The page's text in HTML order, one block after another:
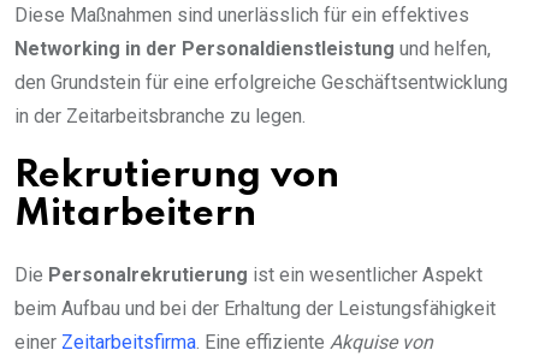
Diese Maßnahmen sind unerlässlich für ein effektives
Networking in der Personaldienstleistung und helfen,
den Grundstein für eine erfolgreiche Geschäftsentwicklung
in der Zeitarbeitsbranche zu legen.
Rekrutierung von
Mitarbeitern
Die Personalrekrutierung ist ein wesentlicher Aspekt
beim Aufbau und bei der Erhaltung der Leistungsfähigkeit
einer Zeitarbeitsfirma. Eine effiziente Akquise von